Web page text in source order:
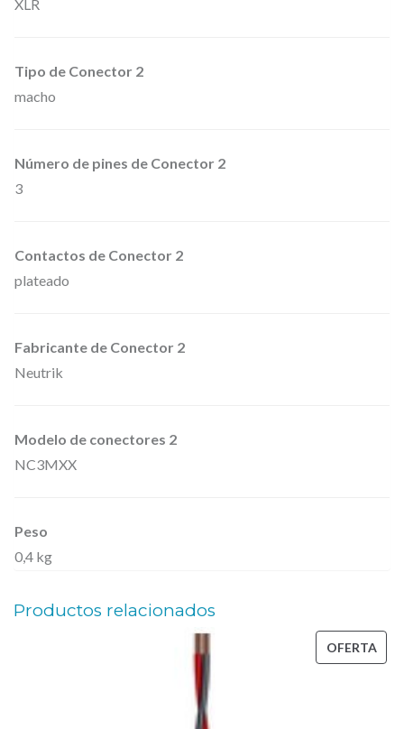
,
5
s
.
a
n
d
XLR
Tipo de Conector 2
macho
Número de pines de Conector 2
3
Contactos de Conector 2
plateado
Fabricante de Conector 2
Neutrik
Modelo de conectores 2
NC3MXX
Peso
0,4 kg
Productos relacionados
OFERTA